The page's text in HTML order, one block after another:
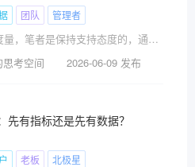
团队 管理者
对于研发度量，笔者是保持支持态度的，通过透明团队的工作内容，识别系统性风险，还是利大于弊的。对于度量指标的使用，笔者建议只开放给中高层管理者，辅助日常团队管理即可，而非面向全员的KPI考核。不希望把度量当成一把砍向基层员工的“利刃”。
考空间
2026-06-09 发布
先有指标还是先有数据？
老板 北极星